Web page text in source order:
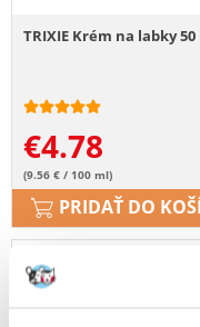
TRIXIE Krém na labky 50
€4.78
(9.56 € / 100 ml)
PRIDAŤ DO